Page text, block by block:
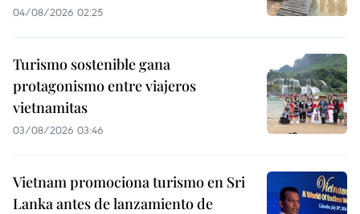
04/08/2026 02:25
Turismo sostenible gana
protagonismo entre viajeros
vietnamitas
03/08/2026 03:46
Vietnam promociona turismo en Sri
Lanka antes de lanzamiento de